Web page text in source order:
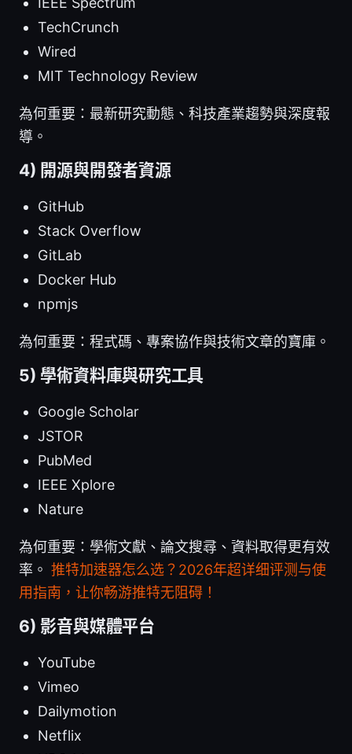
TechCrunch
Wired
MIT Technology Review
為何重要：最新研究動態、科技產業趨勢與深度報
導。
4) 開源與開發者資源
GitHub
Stack Overflow
GitLab
Docker Hub
npmjs
為何重要：程式碼、專案協作與技術文章的寶庫。
5) 學術資料庫與研究工具
Google Scholar
JSTOR
PubMed
IEEE Xplore
Nature
為何重要：學術文獻、論文搜尋、資料取得更有效
率。 推特加速器怎么选？2026年超详细评测与使
用指南，让你畅游推特无阻碍！
6) 影音與媒體平台
YouTube
Vimeo
Dailymotion
Netflix